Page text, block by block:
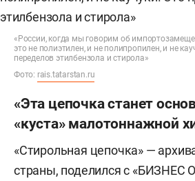
рублей за тонну (с НДС),
полистирола — 180–190 тыс.
НДС). Для сравнения: бензин
на бирже меньше 56 тыс.
«России, когда мы говорим об
это не полиэтилен, и не полипропилен, и не
переделов этилбензола и стирола»
Фото: rais.tatarstan.ru
«Эта цепочка станет
«куста» малотоннажной
«Стирольная цепочка» —
страны, поделился с «БИЗНЕС